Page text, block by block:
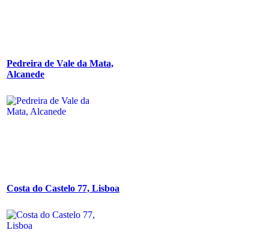
Pedreira de Vale da Mata,
Alcanede
Costa do Castelo 77, Lisboa